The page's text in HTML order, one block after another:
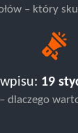
– który
19
dlaczego